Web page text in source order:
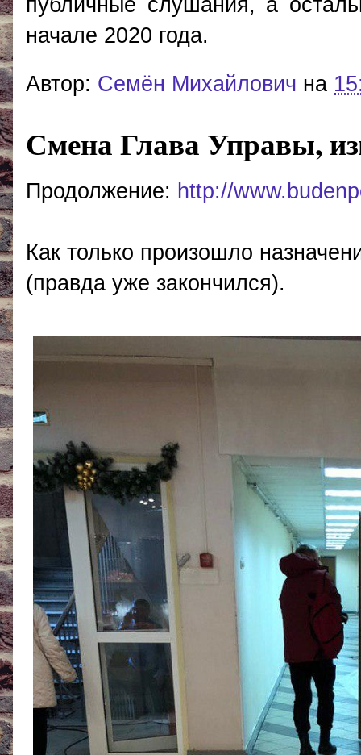
начале 2020 года.
Автор: Cемён Михайлович на
Смена Глава Управы,
Продолжение: http://
Как только произошло
(правда уже закончился).